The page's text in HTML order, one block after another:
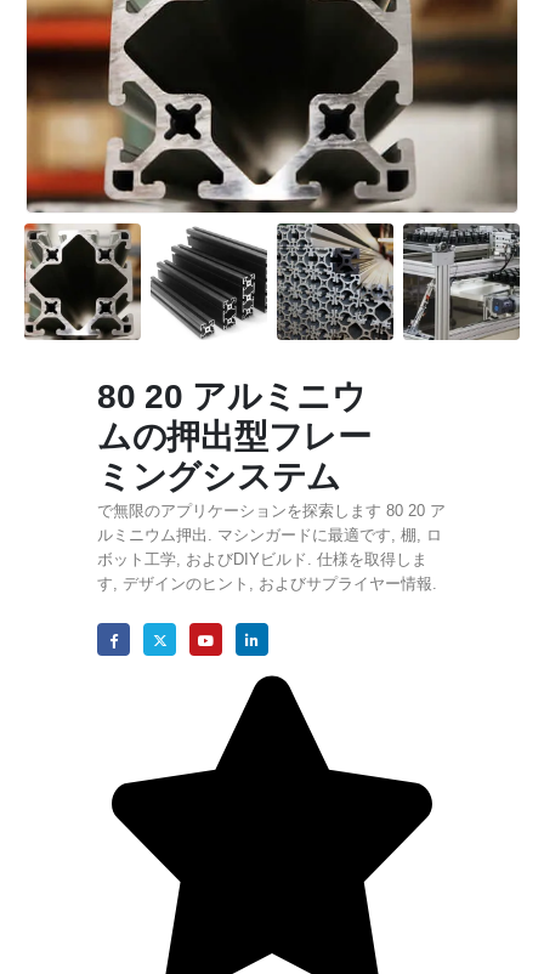
80 20 アルミニウ
ムの押出型フレー
ミングシステム
で無限のアプリケーションを探索します 80 20 ア
ルミニウム押出. マシンガードに最適です, 棚, ロ
ボット工学, およびDIYビルド. 仕様を取得しま
す, デザインのヒント, およびサプライヤー情報.